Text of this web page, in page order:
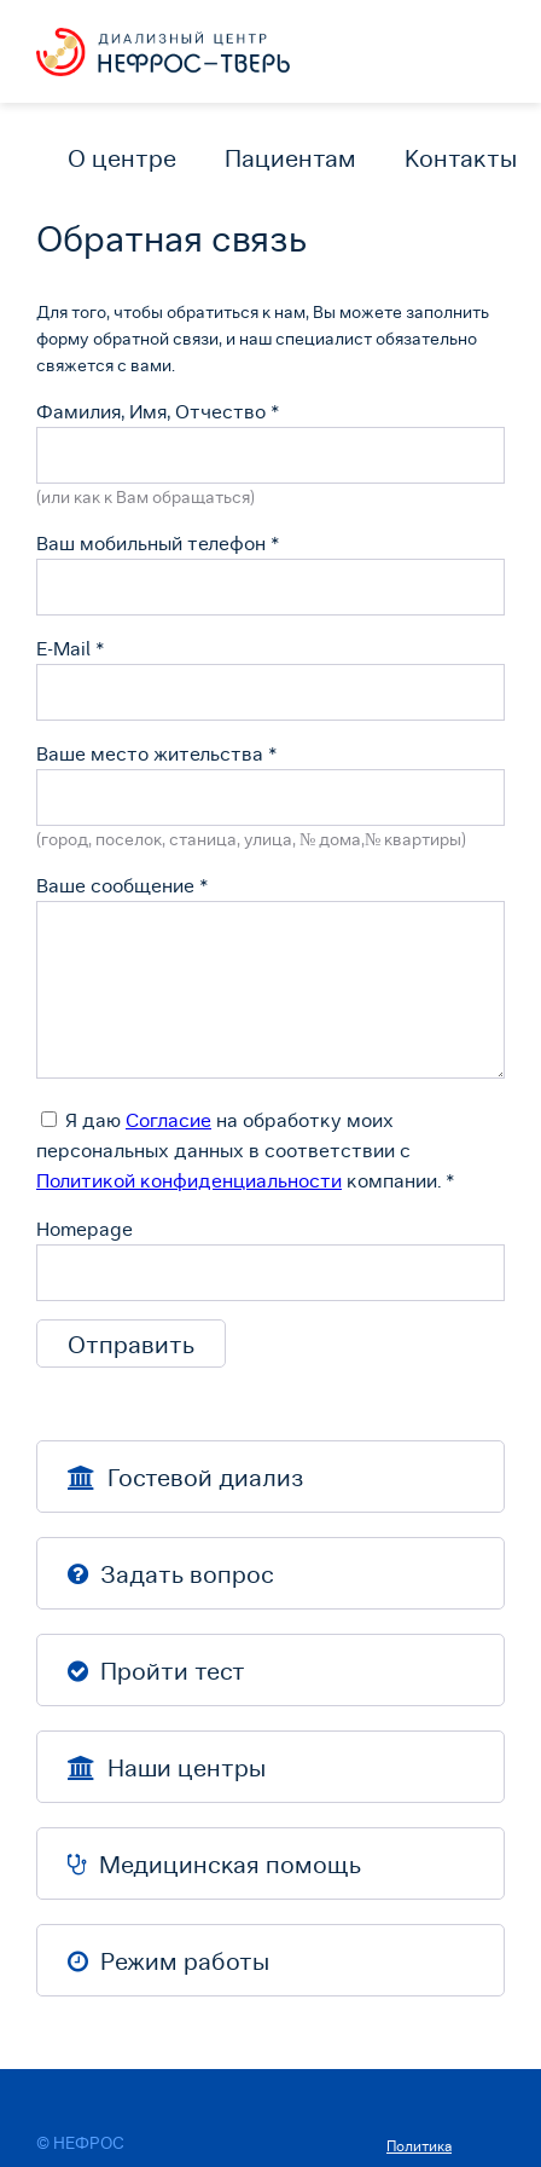
О центре Пациентам Контакты
Обратная связь
Для того, чтобы обратиться к нам, Вы можете заполнить
форму обратной связи, и наш специалист обязательно
свяжется с вами.
Фамилия, Имя, Отчество *
(или как к Вам обращаться)
Ваш мобильный телефон *
E-Mail *
Ваше место жительства *
(город, поселок, станица, улица, № дома,№ квартиры)
Ваше сообщение *
Я даю Согласие на обработку моих
персональных данных в соответствии с
Политикой конфиденциальности компании. *
Homepage
Гостевой диализ
Задать вопрос
Пройти тест
Наши центры
Медицинская помощь
Режим работы
© НЕФРОС Политика